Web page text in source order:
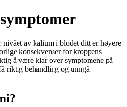
nivået av kalium i blodet ditt er høyere
konsekvenser for kroppens
å være klar over symptomene på
riktig behandling og unngå